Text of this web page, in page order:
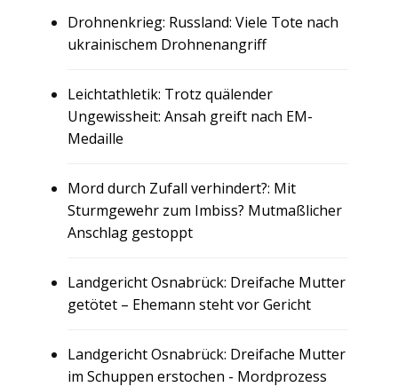
Drohnenkrieg: Russland: Viele Tote nach
ukrainischem Drohnenangriff
Leichtathletik: Trotz quälender
Ungewissheit: Ansah greift nach EM-
Medaille
Mord durch Zufall verhindert?: Mit
Sturmgewehr zum Imbiss? Mutmaßlicher
Anschlag gestoppt
Landgericht Osnabrück: Dreifache Mutter
getötet – Ehemann steht vor Gericht
Landgericht Osnabrück: Dreifache Mutter
im Schuppen erstochen - Mordprozess